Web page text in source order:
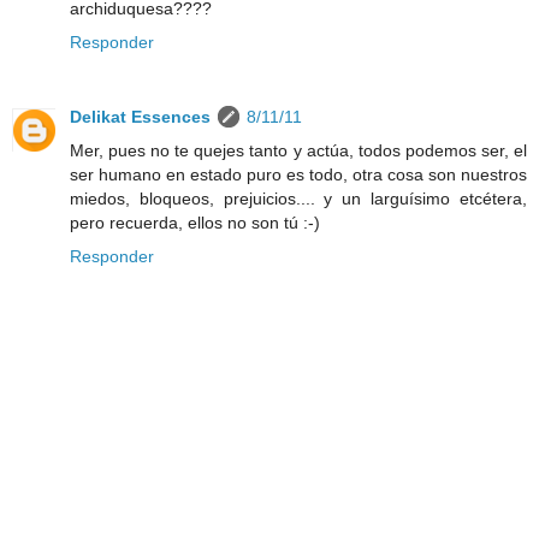
archiduquesa????
Responder
Delikat Essences
8/11/11
Mer, pues no te quejes tanto y actúa, todos podemos ser, el
ser humano en estado puro es todo, otra cosa son nuestros
miedos, bloqueos, prejuicios.... y un larguísimo etcétera,
pero recuerda, ellos no son tú :-)
Responder